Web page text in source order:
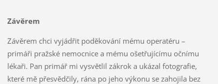
Závěrem
Závěrem chci vyjádřit poděkování mému operatéru –
primáři pražské nemocnice a mému ošetřujícímu očnímu
lékaři. Pan primář mi vysvětlil zákrok a ukázal fotografie,
které mě přesvědčily, rána po jeho výkonu se zahojila bez